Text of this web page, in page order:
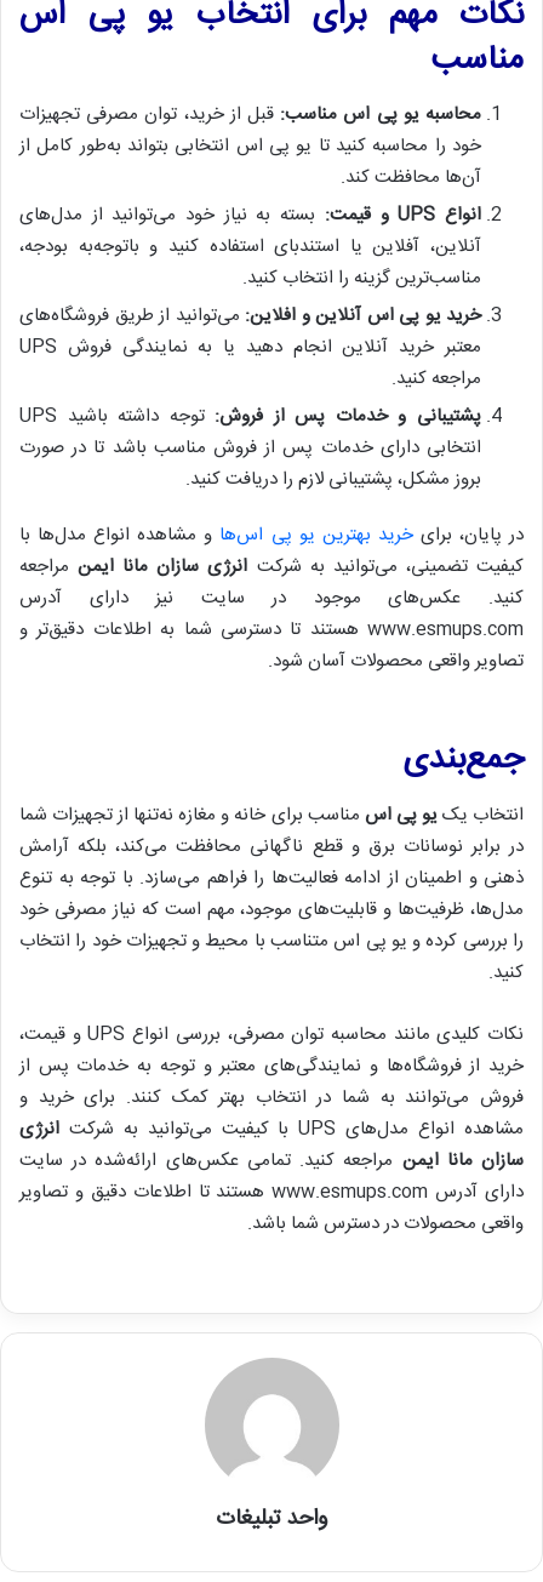
نکات مهم برای انتخاب یو پی اس
مناسب
محاسبه یو پی اس مناسب: قبل از خرید، توان مصرفی تجهیزات
خود را محاسبه کنید تا یو پی اس انتخابی بتواند به‌طور کامل از
آن‌ها محافظت کند.
انواع UPS و قیمت: بسته به نیاز خود می‌توانید از مدل‌های
آنلاین، آفلاین یا استندبای استفاده کنید و باتوجه‌به بودجه،
مناسب‌ترین گزینه را انتخاب کنید.
خرید یو پی اس آنلاین و افلاین: می‌توانید از طریق فروشگاه‌های
معتبر خرید آنلاین انجام دهید یا به نمایندگی فروش UPS
مراجعه کنید.
پشتیبانی و خدمات پس از فروش:
توجه داشته باشید UPS
انتخابی دارای خدمات پس از فروش مناسب باشد تا در صورت
بروز مشکل، پشتیبانی لازم را دریافت کنید.
در پایان، برای خرید بهترین یو پی اس‌ها و مشاهده انواع مدل‌ها با
کیفیت تضمینی، می‌توانید به شرکت انرژی سازان مانا ایمنمراجعه
کنید. عکس‌های موجود در سایت نیز دارای آدرس
www.esmups.com هستند تا دسترسی شما به اطلاعات دقیق‌تر و
تصاویر واقعی محصولات آسان شود.
جمع‌بندی
انتخاب یکیو پی اس مناسب برای خانه و مغازه نه‌تنها از تجهیزات شما
در برابر نوسانات برق و قطع ناگهانی محافظت می‌کند، بلکه آرامش
ذهنی و اطمینان از ادامه فعالیت‌ها را فراهم می‌سازد. با توجه به تنوع
مدل‌ها، ظرفیت‌ها و قابلیت‌های موجود، مهم است که نیاز مصرفی خود
را بررسی کرده و یو پی اس متناسب با محیط و تجهیزات خود را انتخاب
کنید.
نکات کلیدی مانند محاسبه توان مصرفی، بررسی انواع UPS و قیمت،
خرید از فروشگاه‌ها و نمایندگی‌های معتبر و توجه به خدمات پس از
فروش می‌توانند به شما در انتخاب بهتر کمک کنند. برای خرید و
مشاهده انواع مدل‌های UPS با کیفیت می‌توانید به شرکت
انرژی
سازان مانا ایمن مراجعه کنید. تمامی عکس‌های ارائه‌شده در سایت
دارای آدرس www.esmups.com هستند تا اطلاعات دقیق و تصاویر
واقعی محصولات در دسترس شما باشد.
واحد تبلیغات